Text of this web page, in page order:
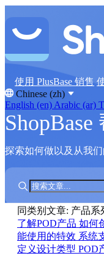
使用 PlusBase 销售
Chinese (zh)
English (en) Arabic (ar)
探索如何做以及从我
同类别文章: 产品系
了解POD产品 如何
能使用的特效 系统
定义设计类型 POD